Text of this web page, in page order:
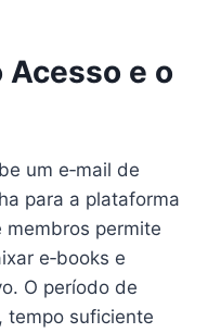
Acesso e o
um e‑mail de
para a plataforma
membros permite
e‑books e
O período de
tempo suficiente